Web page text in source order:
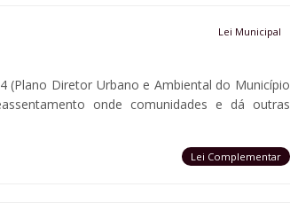
Lei Municipal
(Plano Diretor Urbano e Ambiental do Município
onde comunidades e dá outras
Lei Complementar